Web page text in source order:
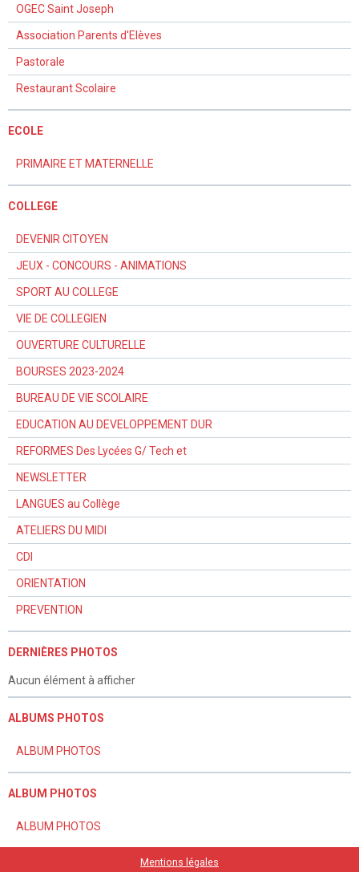
OGEC Saint Joseph
Association Parents d'Elèves
Pastorale
Restaurant Scolaire
ECOLE
PRIMAIRE ET MATERNELLE
COLLEGE
DEVENIR CITOYEN
JEUX - CONCOURS - ANIMATIONS
SPORT AU COLLEGE
VIE DE COLLEGIEN
OUVERTURE CULTURELLE
BOURSES 2023-2024
BUREAU DE VIE SCOLAIRE
EDUCATION AU DEVELOPPEMENT DUR
REFORMES Des Lycées G/ Tech et
NEWSLETTER
LANGUES au Collège
ATELIERS DU MIDI
CDI
ORIENTATION
PREVENTION
DERNIÈRES PHOTOS
Aucun élément à afficher
ALBUMS PHOTOS
ALBUM PHOTOS
ALBUM PHOTOS
ALBUM PHOTOS
Mentions légales